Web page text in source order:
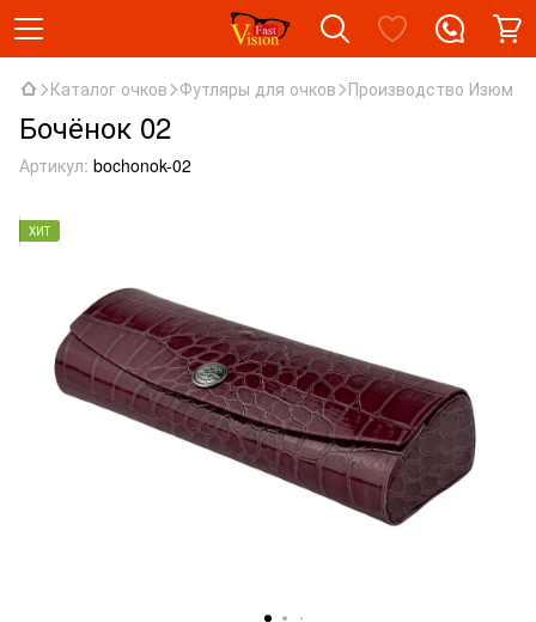
Каталог очков Футляры для очков Производство Изюм
Бочёнок 02
Артикул: bochonok-02
ХИТ